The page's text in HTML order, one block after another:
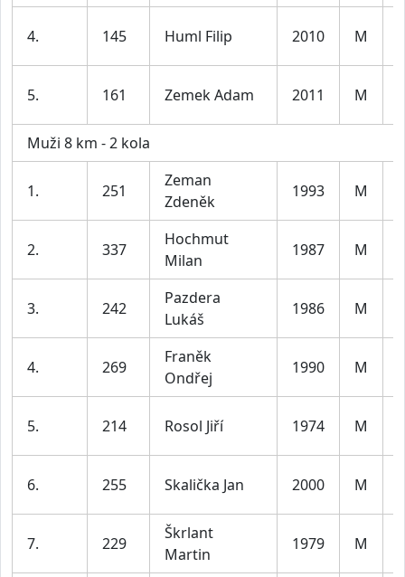
4. 145 Huml Filip 2010 M
5. 161 Zemek Adam 2011 M
Muži 8 km - 2 kola
1. 251
Zeman
Zdeněk
1993 M
2. 337
Hochmut
Milan
1987 M
3. 242
Pazdera
Lukáš
1986 M
4. 269
Franěk
Ondřej
1990 M
5. 214 Rosol Jiří 1974 M
6. 255 Skalička Jan 2000 M
7. 229
Škrlant
Martin
1979 M